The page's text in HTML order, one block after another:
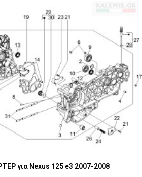
για Nexus 125 e3 2007-2008